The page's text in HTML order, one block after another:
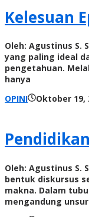
Kelesuan
Oleh: Agustinus S.
yang paling ideal
pengetahuan.
hanya
OPINI
Oktober 19,
Oleh: Agustinus S.
bentuk diskursus
makna. Dalam
mengandung unsur